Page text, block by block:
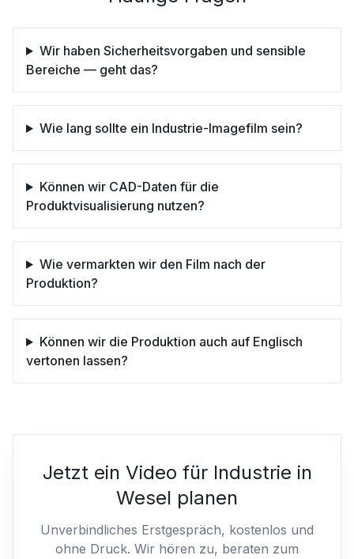
Wir haben Sicherheitsvorgaben und sensible
Bereiche — geht das?
Wie lang sollte ein Industrie-Imagefilm sein?
Können wir CAD-Daten für die
Produktvisualisierung nutzen?
Wie vermarkten wir den Film nach der
Produktion?
Können wir die Produktion auch auf Englisch
vertonen lassen?
Jetzt ein Video für Industrie in
Wesel planen
Unverbindliches Erstgespräch, kostenlos und
ohne Druck. Wir hören zu, beraten zum